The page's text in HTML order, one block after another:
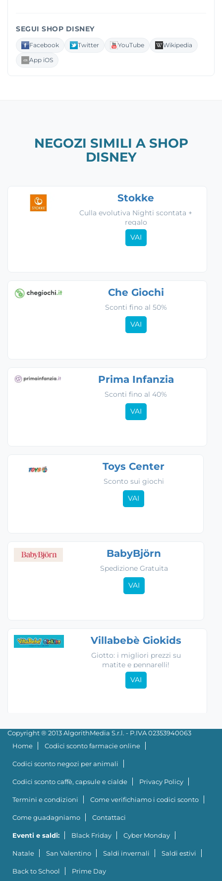
SEGUI SHOP DISNEY
Facebook Twitter YouTube
Wikipedia
App iOS
NEGOZI SIMILI A SHOP
DISNEY
Stokke
Culla evolutiva Nighti scontata +
regalo
VAI
Che Giochi
Sconti fino al 50%
VAI
Prima Infanzia
Sconti fino al 40%
VAI
Toys Center
Sconto sui giochi
VAI
BabyBjörn
Spedizione Gratuita
VAI
Villabebè Giokids
Giotto: i migliori prezzi su
matite e pennarelli!
VAI
Copyright ® 2013 AlgorithMedia S.r.l. - P.IVA 02353940063
Home
Codici sconto farmacie online
Codici sconto negozi per animali
Codici sconto caffè, capsule e cialde Privacy Policy
Termini e condizioni Come verifichiamo i codici sconto
Come guadagniamo Contattaci
Eventi e saldi: Black Friday Cyber Monday
Natale San Valentino Saldi invernali Saldi estivi
Back to School Prime Day